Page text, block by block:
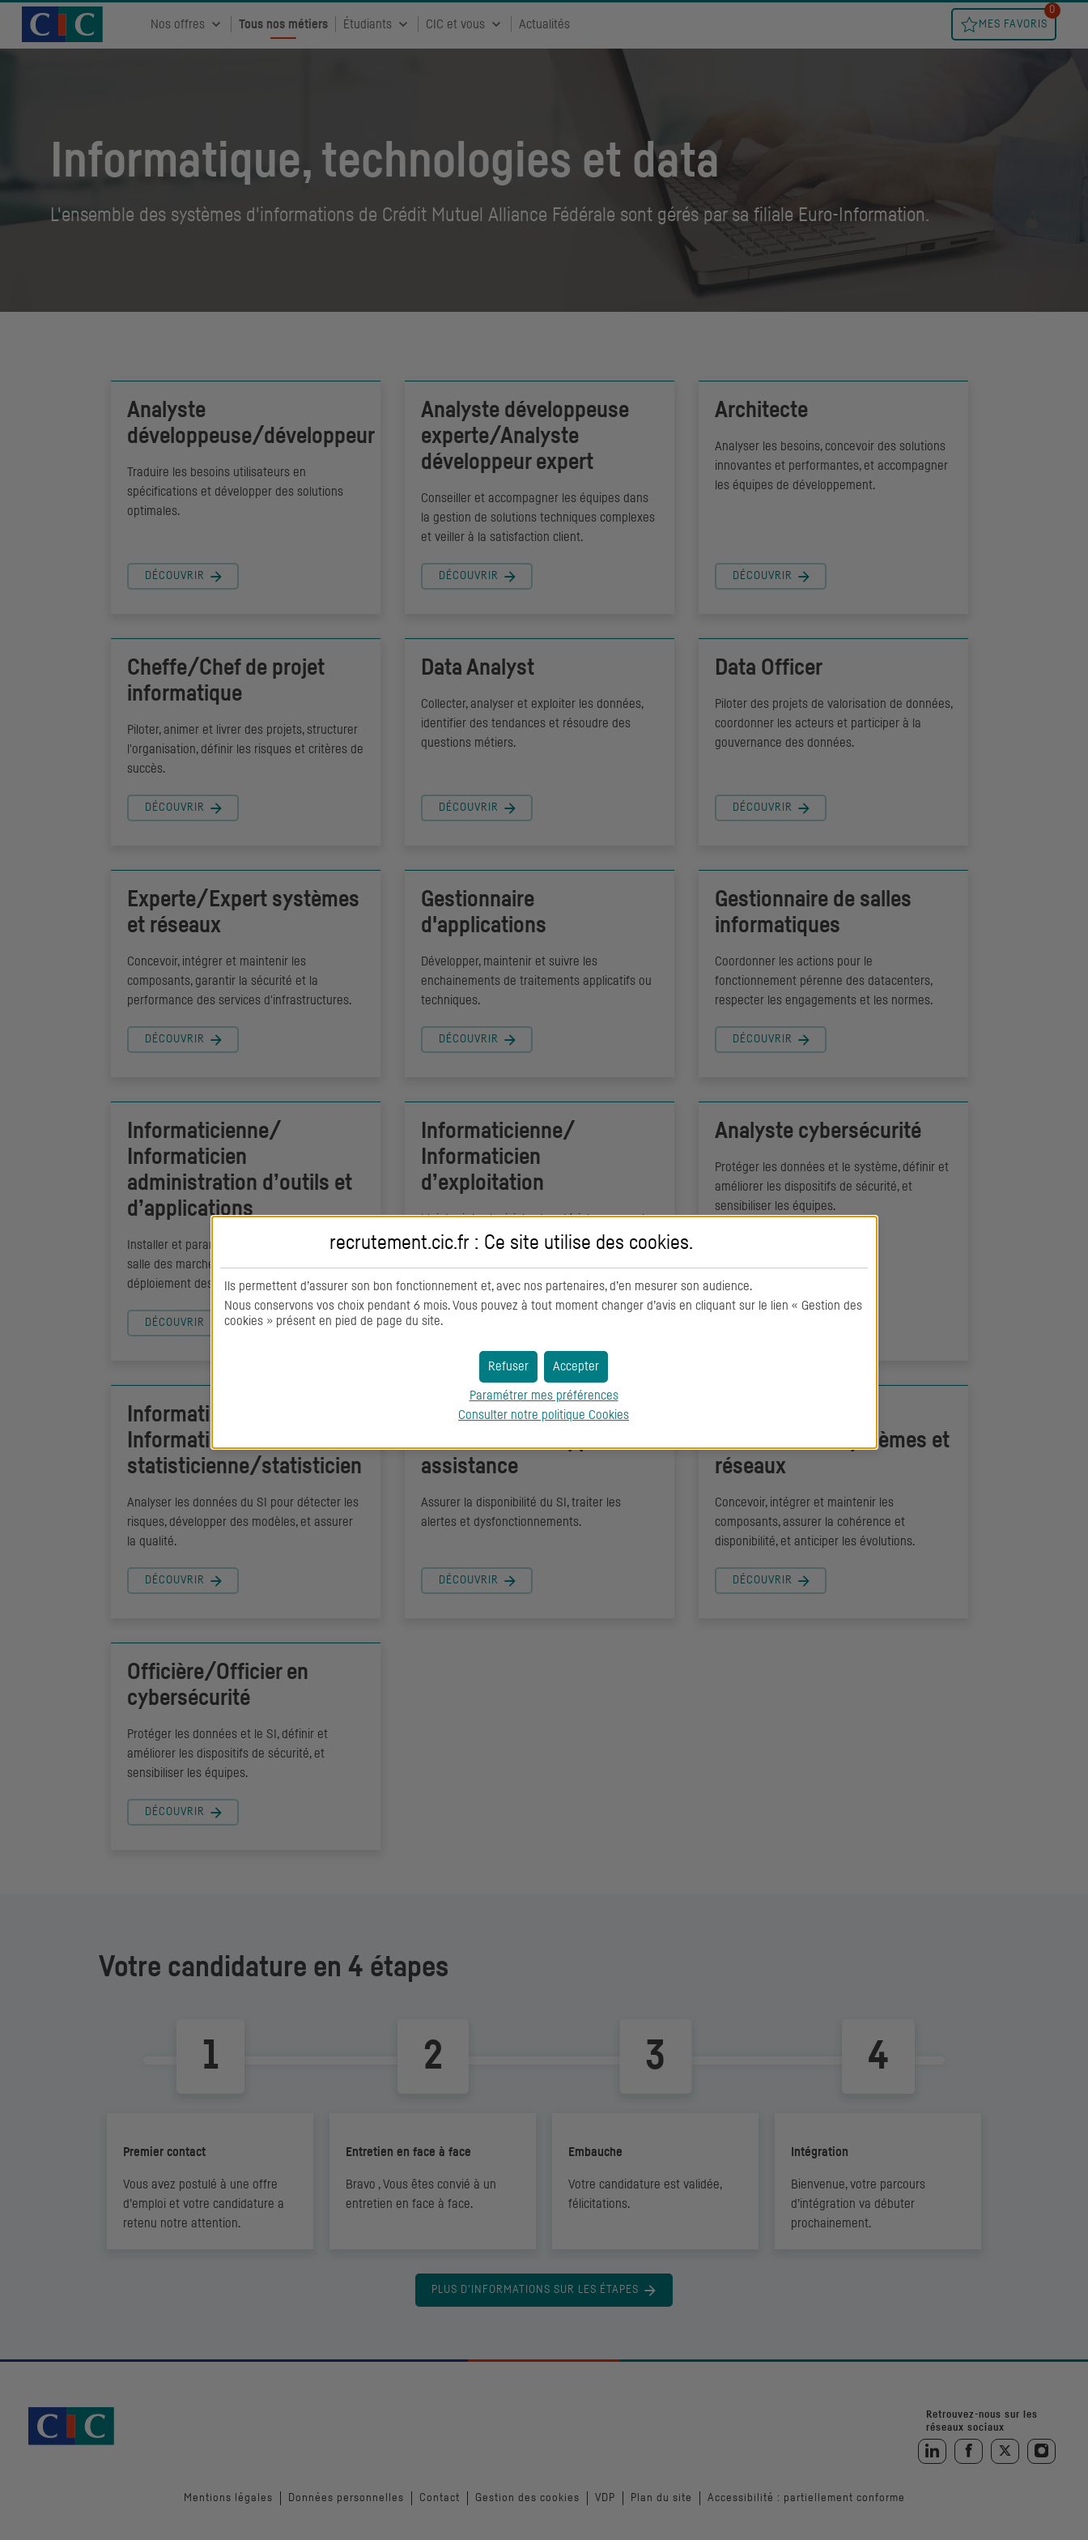
Accueil CIC Recrutement
Nos offres Tous nos métiers Étudiants CIC et vous Actualités MES FAVORIS
0
Informatique, technologies et data
L'ensemble des systèmes d'informations de Crédit Mutuel Alliance Fédérale sont gérés par sa filiale Euro-Information.
Analyste
développeuse/développeur
Traduire les besoins utilisateurs en
spécifications et développer des solutions
optimales.
DÉCOUVRIR
Analyste développeuse
experte/Analyste
développeur expert
Conseiller et accompagner les équipes dans
la gestion de solutions techniques complexes
et veiller à la satisfaction client.
DÉCOUVRIR
Architecte
Analyser les besoins, concevoir des solutions
innovantes et performantes, et accompagner
les équipes de développement.
DÉCOUVRIR
Cheffe/Chef de projet
informatique
Piloter, animer et livrer des projets, structurer
l'organisation, définir les risques et critères de
succès.
DÉCOUVRIR
Data Analyst
Collecter, analyser et exploiter les données,
identifier des tendances et résoudre des
questions métiers.
DÉCOUVRIR
Data Officer
Piloter des projets de valorisation de données,
coordonner les acteurs et participer à la
gouvernance des données.
DÉCOUVRIR
Experte/Expert systèmes
et réseaux
Concevoir, intégrer et maintenir les
composants, garantir la sécurité et la
performance des services d'infrastructures.
DÉCOUVRIR
Gestionnaire
d'applications
Développer, maintenir et suivre les
enchainements de traitements applicatifs ou
techniques.
DÉCOUVRIR
Gestionnaire de salles
informatiques
Coordonner les actions pour le
fonctionnement pérenne des datacenters,
respecter les engagements et les normes.
DÉCOUVRIR
Informaticienne/
Informaticien
administration d’outils et
d’applications
Installer et paramétrer les systèmes de la
salle des marchés, assurer l'intégration et le
déploiement des composants.
DÉCOUVRIR
Informaticienne/
Informaticien
d’exploitation
Maintenir les logiciels et matériels, assurer la
disponibilité 24/7 des infrastructures et
DÉCOUVRIR
Analyste cybersécurité
Protéger les données et le système, définir et
améliorer les dispositifs de sécurité, et
sensibiliser les équipes.
Informaticienne/
Informaticien
statisticienne/statisticien
Analyser les données du SI pour détecter les
risques, développer des modèles, et assurer
la qualité.
DÉCOUVRIR
Informaticienne/
assistance
Assurer la disponibilité du SI , traiter les
alertes et dysfonctionnements.
DÉCOUVRIR
Informaticien systèmes et
réseaux
Concevoir, intégrer et maintenir les
composants, assurer la cohérence et
disponibilité, et anticiper les évolutions.
DÉCOUVRIR
Officière/Officier en
cybersécurité
Protéger les données et le SI, définir et
améliorer les dispositifs de sécurité, et
sensibiliser les équipes.
DÉCOUVRIR
Votre candidature en 4 étapes
Premier contact
Vous avez postulé à une offre
d’emploi et votre candidature a
retenu notre attention.
Entretien en face à face
Bravo , Vous êtes convié à un
entretien en face à face.
Embauche
Votre candidature est validée,
félicitations.
Intégration
Bienvenue, votre parcours
d’intégration va débuter
prochainement.
PLUS D'INFORMATIONS SUR LES ÉTAPES
Retrouvez-nous sur les
réseaux sociaux
Retrouvez-nous sur LinkedIn
Retrouvez-nous sur
Retrouvez-nous
Mentions légales Données personnelles Contact Gestion des cookies VDP Plan du site Accessibilité : partiellement conforme
recrutement.cic.fr : Ce site utilise des cookies.
Ils permettent d’assurer son bon fonctionnement et, avec nos partenaires, d’en mesurer son audience.
Nous conservons vos choix pendant 6 mois. Vous pouvez à tout moment changer d’avis en cliquant sur le lien « Gestion des
cookies » présent en pied de page du site.
Accepter
Refuser
Paramétrer mes préférences
Consulter notre politique Cookies